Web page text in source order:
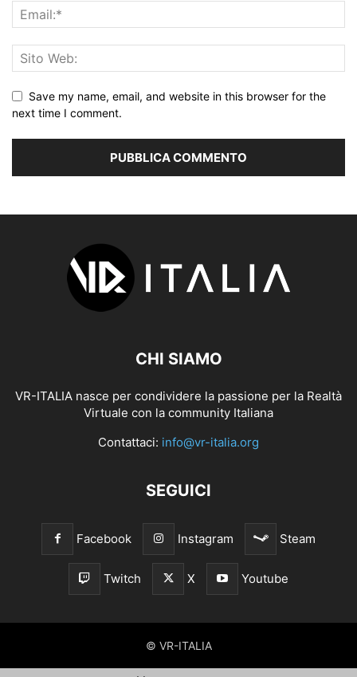
Save my name, email, and website in this browser for the
next time I comment.
CHI SIAMO
VR-ITALIA nasce per condividere la passione per la Realtà
Virtuale con la community Italiana
Contattaci: info@vr-italia.org
SEGUICI
Facebook Instagram Steam
Twitch X Youtube
© VR-ITALIA